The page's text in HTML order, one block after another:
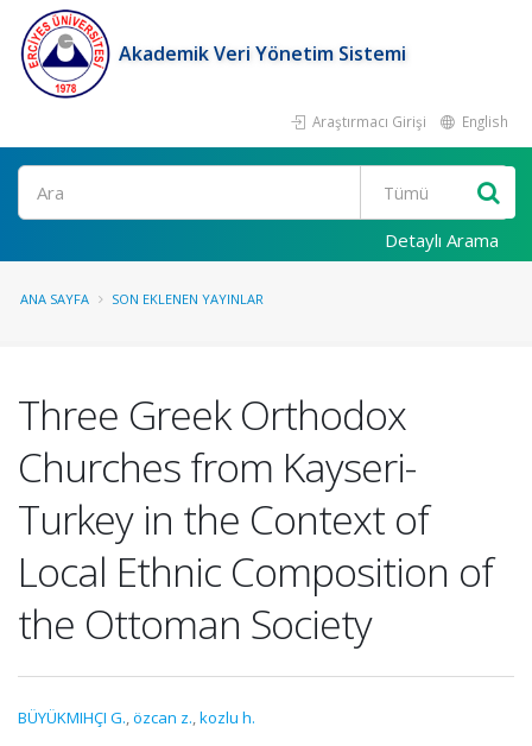
Akademik Veri Yönetim Sistemi
Araştırmacı Girişi English
Ara
Detaylı Arama
ANA SAYFA SON EKLENEN YAYINLAR
Three Greek Orthodox
Churches from Kayseri-
Turkey in the Context of
Local Ethnic Composition of
the Ottoman Society
BÜYÜKMIHÇI G.,özcan z.,kozlu h.